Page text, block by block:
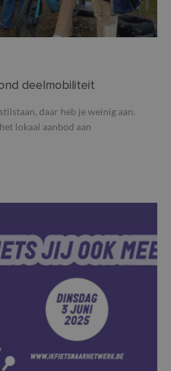
deelmobiliteit
daar heb je weinig aan.
lokaal aanbod aan